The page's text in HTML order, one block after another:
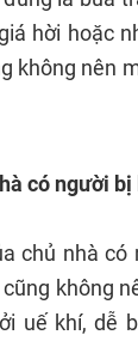
hời hoặc
không nên
có người bị
chủ nhà có
không
uế khí, dễ